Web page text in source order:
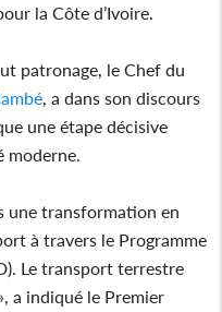
la Côte d’Ivoire.
patronage, le Chef du
, a dans son discours
une étape décisive
moderne.
une transformation en
à travers le Programme
Le transport terrestre
a indiqué le Premier